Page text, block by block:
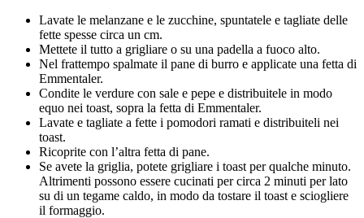
Lavate le melanzane e le zucchine, spuntatele e tagliate delle
fette spesse circa un cm.
Mettete il tutto a grigliare o su una padella a fuoco alto.
Nel frattempo spalmate il pane di burro e applicate una fetta di
Emmentaler.
Condite le verdure con sale e pepe e distribuitele in modo
equo nei toast, sopra la fetta di Emmentaler.
Lavate e tagliate a fette i pomodori ramati e distribuiteli nei
toast.
Ricoprite con l’altra fetta di pane.
Se avete la griglia, potete grigliare i toast per qualche minuto.
Altrimenti possono essere cucinati per circa 2 minuti per lato
su di un tegame caldo, in modo da tostare il toast e sciogliere
il formaggio.